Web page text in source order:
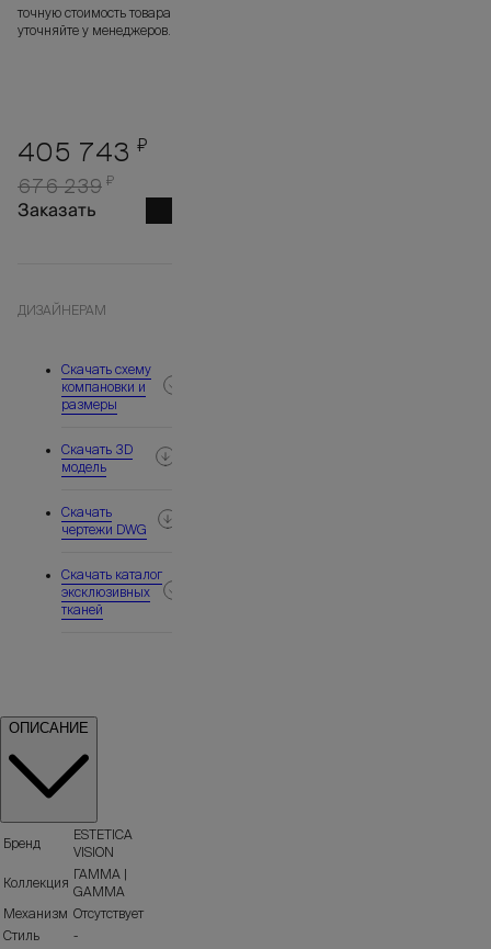
точную стоимость товара
уточняйте у менеджеров.
405 743 ₽
676 239 ₽
Заказать
ДИЗАЙНЕРАМ
Скачать схему
компановки и
размеры
Скачать 3D
модель
Скачать
чертежи DWG
Скачать каталог
эксклюзивных
тканей
ОПИСАНИЕ
Бренд
ESTETICA
VISION
Коллекция
ГАММА |
GAMMA
Механизм Отсутствует
Стиль
-